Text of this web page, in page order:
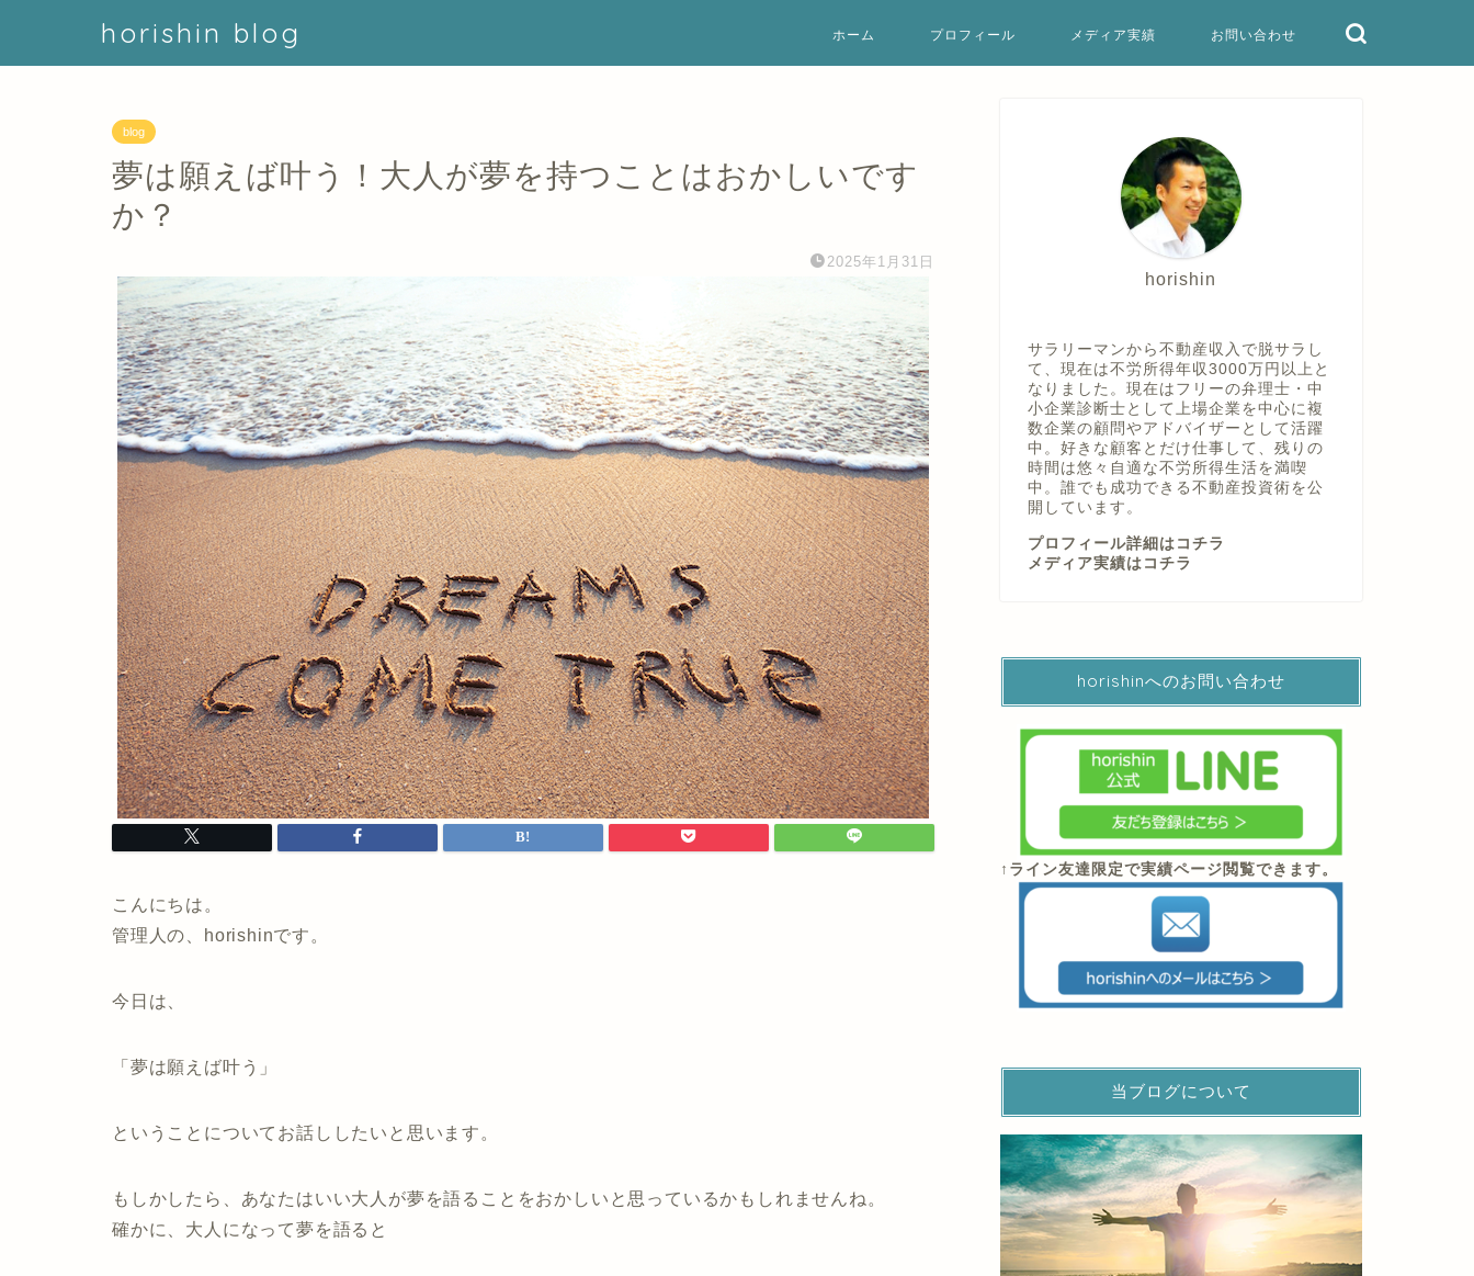
horishin blog ホーム プロフィール メディア実績 お問い合わせ
blog
夢は願えば叶う！大人が夢を持つことはおかしいです
か？
2025年1月31日
こんにちは。
管理人の、horishinです。
今日は、
「夢は願えば叶う」
ということについてお話ししたいと思います。
もしかしたら、あなたはいい大人が夢を語ることをおかしいと思っているかもしれませんね。
確かに、大人になって夢を語ると
horishin
サラリーマンから不動産収入で脱サラし
て、現在は不労所得年収3000万円以上と
なりました。現在はフリーの弁理士・中
小企業診断士として上場企業を中心に複
数企業の顧問やアドバイザーとして活躍
中。好きな顧客とだけ仕事して、残りの
時間は悠々自適な不労所得生活を満喫
中。誰でも成功できる不動産投資術を公
開しています。
プロフィール詳細はコチラ
メディア実績はコチラ
horishinへのお問い合わせ
↑ライン友達限定で実績ページ閲覧できます。
当ブログについて